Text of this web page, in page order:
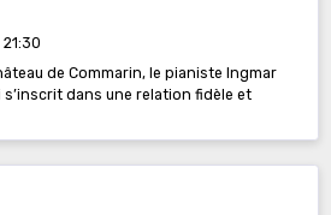
21:30
de Commarin, le pianiste Ingmar
dans une relation fidèle et